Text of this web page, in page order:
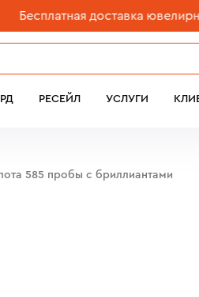
Бесплатная доставка ювелирных
РЕСЕЙЛ УСЛУГИ
585 пробы c бриллиантами